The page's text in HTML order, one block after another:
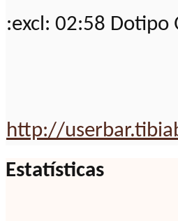
:excl: 02:58 Dotipo
http://
Estatísticas